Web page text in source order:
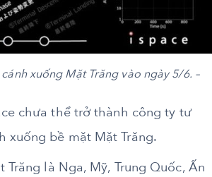
xuống Mặt Trăng vào ngày 5/6. –
chưa thể trở thành công ty tư
xuống bề mặt Mặt Trăng.
là Nga, Mỹ, Trung Quốc, Ấn